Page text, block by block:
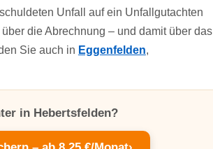
Unfall auf ein Unfallgutachten
die Abrechnung – und damit über das
Sie auch in Eggenfelden,
in Hebertsfelden?